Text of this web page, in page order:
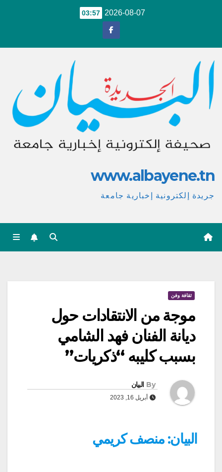
2026-08-07
03:57
www.albayene.tn
جريدة إلكترونية إخبارية جامعة
ثقافة وفن
موجة من الانتقادات حول
ديانة الفنان فهد الشامي
بسبب كليبه “ذكريات”
By البيان
أبريل 16, 2023
البيان: منصف كريمي